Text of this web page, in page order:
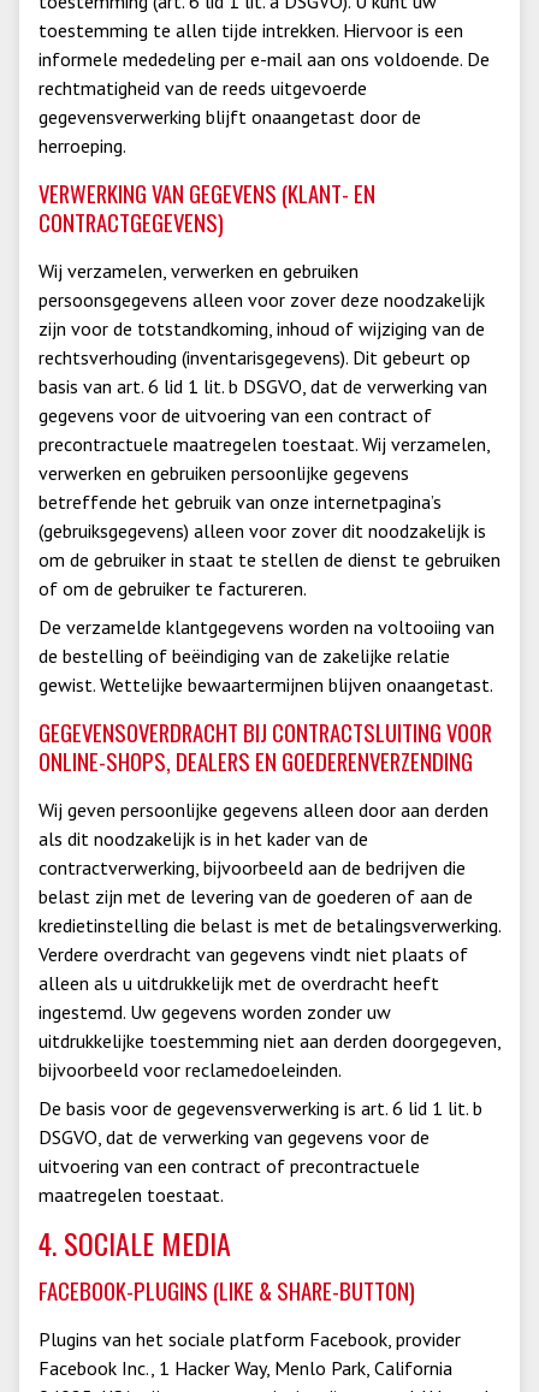
toestemming te allen tijde intrekken. Hiervoor is een
informele mededeling per e-mail aan ons voldoende. De
rechtmatigheid van de reeds uitgevoerde
gegevensverwerking blijft onaangetast door de
herroeping.
VERWERKING VAN GEGEVENS (KLANT- EN
CONTRACTGEGEVENS)
Wij verzamelen, verwerken en gebruiken
persoonsgegevens alleen voor zover deze noodzakelijk
zijn voor de totstandkoming, inhoud of wijziging van de
rechtsverhouding (inventarisgegevens). Dit gebeurt op
basis van art. 6 lid 1 lit. b DSGVO, dat de verwerking van
gegevens voor de uitvoering van een contract of
precontractuele maatregelen toestaat. Wij verzamelen,
verwerken en gebruiken persoonlijke gegevens
betreffende het gebruik van onze internetpagina’s
(gebruiksgegevens) alleen voor zover dit noodzakelijk is
om de gebruiker in staat te stellen de dienst te gebruiken
of om de gebruiker te factureren.
De verzamelde klantgegevens worden na voltooiing van
de bestelling of beëindiging van de zakelijke relatie
gewist. Wettelijke bewaartermijnen blijven onaangetast.
GEGEVENSOVERDRACHT BIJ CONTRACTSLUITING VOOR
ONLINE-SHOPS, DEALERS EN GOEDERENVERZENDING
Wij geven persoonlijke gegevens alleen door aan derden
als dit noodzakelijk is in het kader van de
contractverwerking, bijvoorbeeld aan de bedrijven die
belast zijn met de levering van de goederen of aan de
kredietinstelling die belast is met de betalingsverwerking.
Verdere overdracht van gegevens vindt niet plaats of
alleen als u uitdrukkelijk met de overdracht heeft
ingestemd. Uw gegevens worden zonder uw
uitdrukkelijke toestemming niet aan derden doorgegeven,
bijvoorbeeld voor reclamedoeleinden.
De basis voor de gegevensverwerking is art. 6 lid 1 lit. b
DSGVO, dat de verwerking van gegevens voor de
uitvoering van een contract of precontractuele
maatregelen toestaat.
4. SOCIALE MEDIA
FACEBOOK-PLUGINS (LIKE & SHARE-BUTTON)
Plugins van het sociale platform Facebook, provider
Facebook Inc., 1 Hacker Way, Menlo Park, California